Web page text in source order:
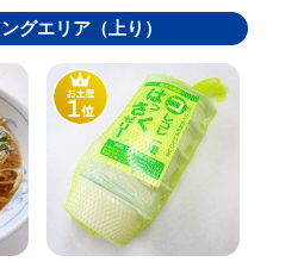
グエリア（上り）